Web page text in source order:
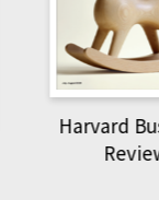
Harvard